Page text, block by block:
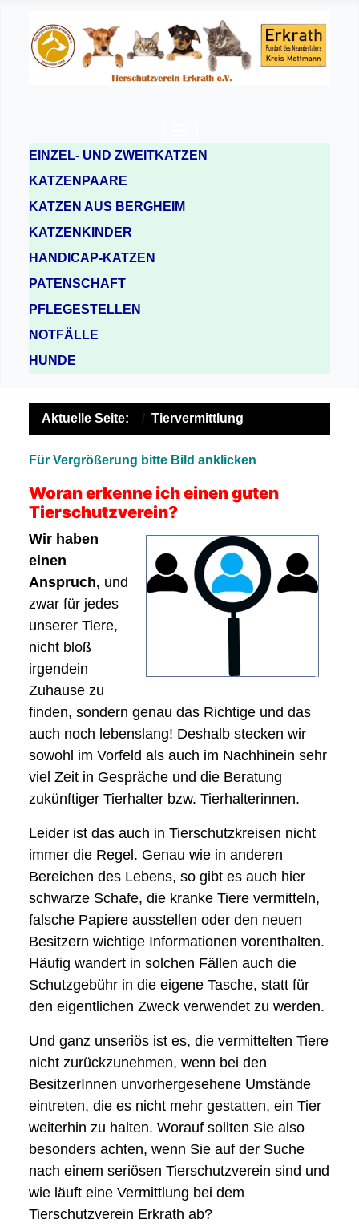
EINZEL- UND ZWEITKATZEN
KATZENPAARE
KATZEN AUS BERGHEIM
KATZENKINDER
HANDICAP-KATZEN
PATENSCHAFT
PFLEGESTELLEN
NOTFÄLLE
HUNDE
Aktuelle Seite: Tiervermittlung
Für Vergrößerung bitte Bild anklicken
Woran erkenne ich einen guten
Tierschutzverein?
Wir haben
einen
Anspruch, und
zwar für jedes
unserer Tiere,
nicht bloß
irgendein
Zuhause zu
finden, sondern genau das Richtige und das
auch noch lebenslang! Deshalb stecken wir
sowohl im Vorfeld als auch im Nachhinein sehr
viel Zeit in Gespräche und die Beratung
zukünftiger Tierhalter bzw. Tierhalterinnen.
Leider ist das auch in Tierschutzkreisen nicht
immer die Regel. Genau wie in anderen
Bereichen des Lebens, so gibt es auch hier
schwarze Schafe, die kranke Tiere vermitteln,
falsche Papiere ausstellen oder den neuen
Besitzern wichtige Informationen vorenthalten.
Häufig wandert in solchen Fällen auch die
Schutzgebühr in die eigene Tasche, statt für
den eigentlichen Zweck verwendet zu werden.
Und ganz unseriös ist es, die vermittelten Tiere
nicht zurückzunehmen, wenn bei den
BesitzerInnen unvorhergesehene Umstände
eintreten, die es nicht mehr gestatten, ein Tier
weiterhin zu halten. Worauf sollten Sie also
besonders achten, wenn Sie auf der Suche
nach einem seriösen Tierschutzverein sind und
wie läuft eine Vermittlung bei dem
Tierschutzverein Erkrath ab?